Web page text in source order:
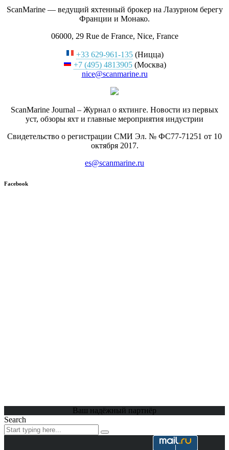
ScanMarine — ведущий яхтенный брокер на Лазурном берегу
Франции и Монако.
06000, 29 Rue de France, Nice, France
+33 629-961-135(Ницца)
+7 (495) 4813905(Москва)
nice@scanmarine.ru
ScanMarine Journal – Журнал о яхтинге. Новости из первых
уст, обзоры яхт и главные мероприятия индустрии
Свидетельство о регистрации СМИ Эл. № ФС77-71251 от 10
октября 2017.
es@scanmarine.ru
Facebook
Ваш надёжный партнёр
Search